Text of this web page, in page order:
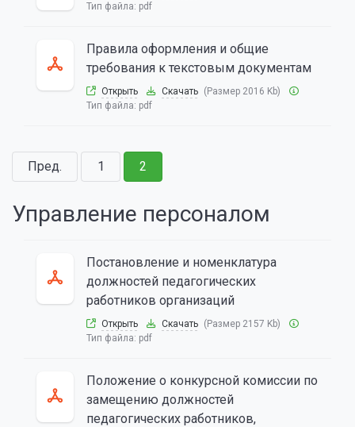
Тип файла: pdf
Правила оформления и общие
требования к текстовым документам
Открыть Скачать (Размер 2016 Kb)
Тип файла: pdf
Пред. 1 2
Управление персоналом
Постановление и номенклатура
должностей педагогических
работников организаций
Открыть Скачать (Размер 2157 Kb)
Тип файла: pdf
Положение о конкурсной комиссии по
замещению должностей
педагогических работников,